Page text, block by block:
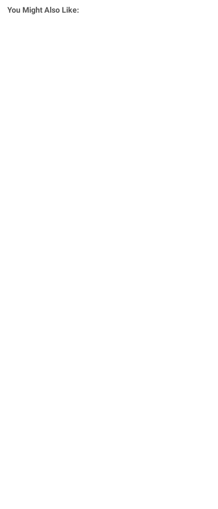
You Might Also Like: